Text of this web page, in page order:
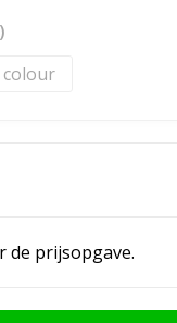
colour
de prijsopgave.